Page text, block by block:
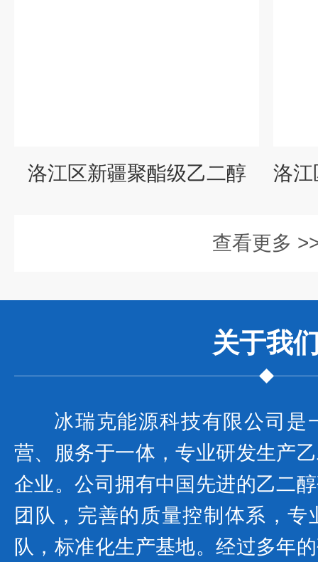
洛江区新疆聚酯级乙二醇
查看更多
关于我
冰瑞克能源科技有限公司是
营、服务于一体，专业研发生产
企业。公司拥有中国先进的乙二
团队，完善的质量控制体系，
队，标准化生产基地。经过多年